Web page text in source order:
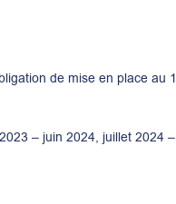
de mise en place au 1
– juin 2024, juillet 2024 –